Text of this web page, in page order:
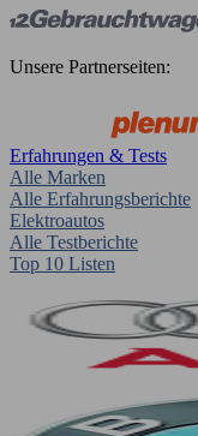
Unsere Partnerseiten:
Erfahrungen & Tests
Alle Marken
Alle Erfahrungsberichte
Elektroautos
Alle Testberichte
Top 10 Listen